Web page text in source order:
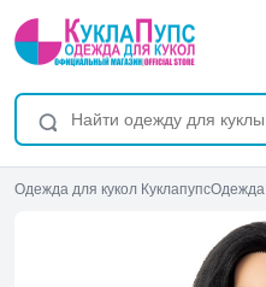
Одежда для кукол КуклапупсОдежда